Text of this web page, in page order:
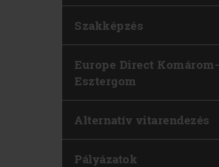
Szakképzés
Europe Direct Komárom-
Esztergom
Alternatív vitarendezés
Pályázatok